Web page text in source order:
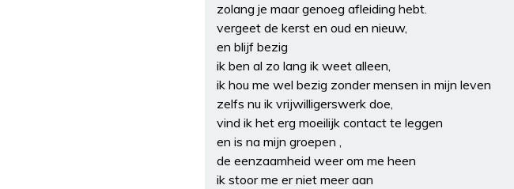
zolang je maar genoeg afleiding hebt.
vergeet de kerst en oud en nieuw,
en blijf bezig
ik ben al zo lang ik weet alleen,
ik hou me wel bezig zonder mensen in mijn leven
zelfs nu ik vrijwilligerswerk doe,
vind ik het erg moeilijk contact te leggen
en is na mijn groepen ,
de eenzaamheid weer om me heen
ik stoor me er niet meer aan